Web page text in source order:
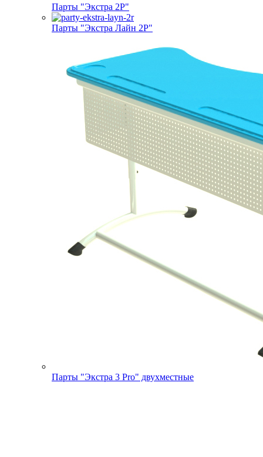
Парты "Экстра 2Р"
Парты "Экстра Лайн 2Р"
Парты "Экстра 3 Pro" двухместные